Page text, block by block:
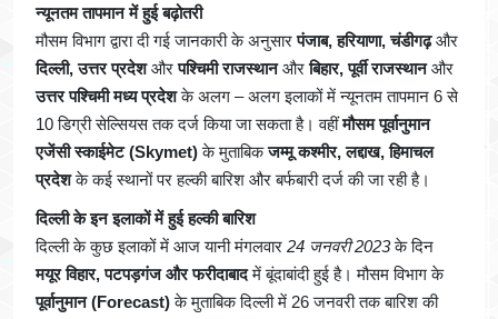
न्यूनतम तापमान में हुई बढ़ोतरी
मौसम विभाग द्वारा दी गई जानकारी के अनुसारपंजाब, हरियाणा, चंडीगढ़और
दिल्ली, उत्तर प्रदेशऔरपश्चिमी राजस्थानऔरबिहार, पूर्वी राजस्थानऔर
उत्तर पश्चिमी मध्य प्रदेशके अलग – अलग इलाकों में न्यूनतम तापमान 6 से
10 डिग्री सेल्सियस तक दर्ज किया जा सकता है। वहींमौसम पूर्वानुमान
एजेंसी स्काईमेट (Skymet)के मुताबिकजम्मू कश्मीर, लद्दाख, हिमाचल
प्रदेशके कई स्थानों पर हल्की बारिश और बर्फबारी दर्ज की जा रही है।
दिल्ली के इन इलाकों में हुई हल्की बारिश
दिल्ली के कुछ इलाकों में आज यानी मंगलवार 24 जनवरी 2023के दिन
मयूर विहार, पटपड़गंज और फरीदाबादमें बूंदाबांदी हुई है। मौसम विभाग के
पूर्वानुमान (Forecast)के मुताबिक दिल्ली में 26 जनवरी तक बारिश की